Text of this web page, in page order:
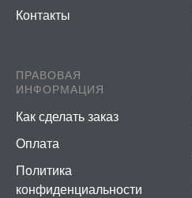
Контакты
ПРАВОВАЯ
ИНФОРМАЦИЯ
Как сделать заказ
Оплата
Политика
конфиденциальности